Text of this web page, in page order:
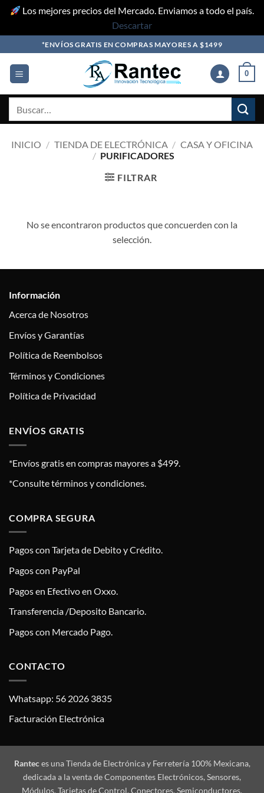
Los mejores precios del Mercado. Enviamos a todo el país.
Descartar
to
content
*ENVÍOS GRATIS EN COMPRAS MAYORES A $1499
0
INICIO / TIENDA DE ELECTRÓNICA / CASA Y OFICINA
/ PURIFICADORES
FILTRAR
No se encontraron productos que concuerden con la
selección.
Información
Acerca de Nosotros
Envíos y Garantías
Política de Reembolsos
Términos y Condiciones
Política de Privacidad
ENVÍOS GRATIS
*Envíos gratis en compras mayores a $499.
*Consulte términos y condiciones.
COMPRA SEGURA
Pagos con Tarjeta de Debito y Crédito.
Pagos con PayPal
Pagos en Efectivo en Oxxo.
Transferencia /Deposito Bancario.
Pagos con Mercado Pago.
CONTACTO
Whatsapp: 56 2026 3835
Facturación Electrónica
Ranteces una Tienda de Electrónica y Ferretería 100% Mexicana,
dedicada a la venta de Componentes Electrónicos, Sensores,
Módulos, Tarjetas de Control, Conectores, Semiconductores,